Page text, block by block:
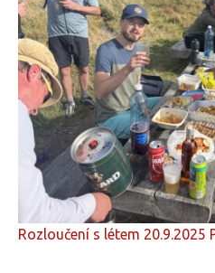
Rozloučení s létem 20.9.2025